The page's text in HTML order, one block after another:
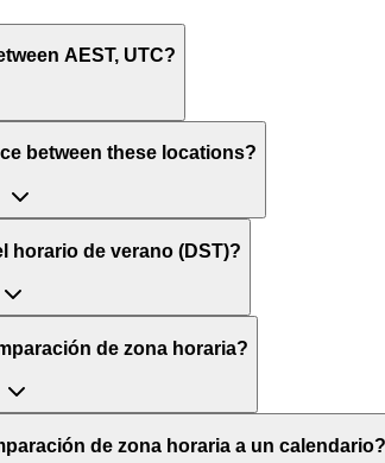
AEST, UTC?
between these locations?
horario de verano (DST)?
de zona horaria?
de zona horaria a un calendario?